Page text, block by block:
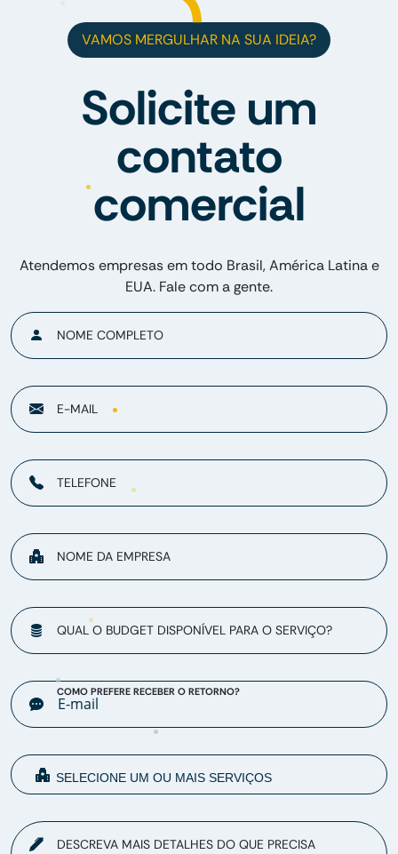
VAMOS MERGULHAR NA SUA IDEIA?
Solicite um
contato
comercial
Atendemos empresas em todo Brasil, América Latina e
EUA. Fale com a gente.
NOME COMPLETO
E-MAIL
TELEFONE
NOME DA EMPRESA
QUAL O BUDGET DISPONÍVEL PARA O SERVIÇO?
COMO PREFERE RECEBER O RETORNO?
DESCREVA MAIS DETALHES DO QUE PRECISA